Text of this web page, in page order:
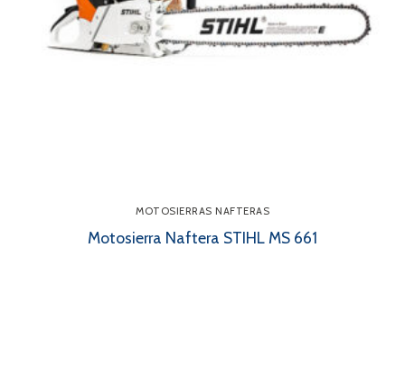
MOTOSIERRAS NAFTERAS
Motosierra Naftera STIHL MS 661